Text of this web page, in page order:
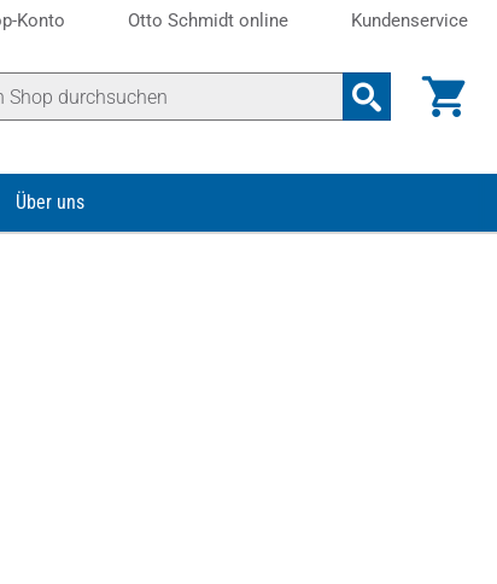
Konto Otto Schmidt online Kundenservice
Über uns